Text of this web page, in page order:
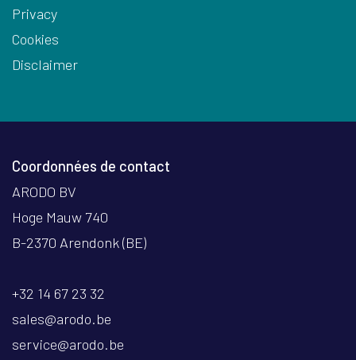
Privacy
Cookies
Disclaimer
Coordonnées de contact
ARODO BV
Hoge Mauw 740
B-2370 Arendonk (BE)
+32 14 67 23 32
sales@arodo.be
service@arodo.be